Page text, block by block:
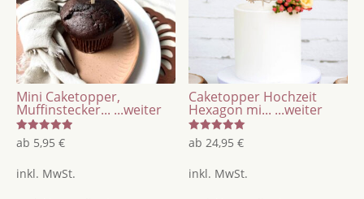
Mini Caketopper,
Muffinstecker... ...weiter
Bewertet
mit
von 5
ab 5,95 €
inkl. MwSt.
Caketopper Hochzeit
Hexagon mi... ...weiter
Bewertet
mit
von 5
ab24,95€
inkl. MwSt.